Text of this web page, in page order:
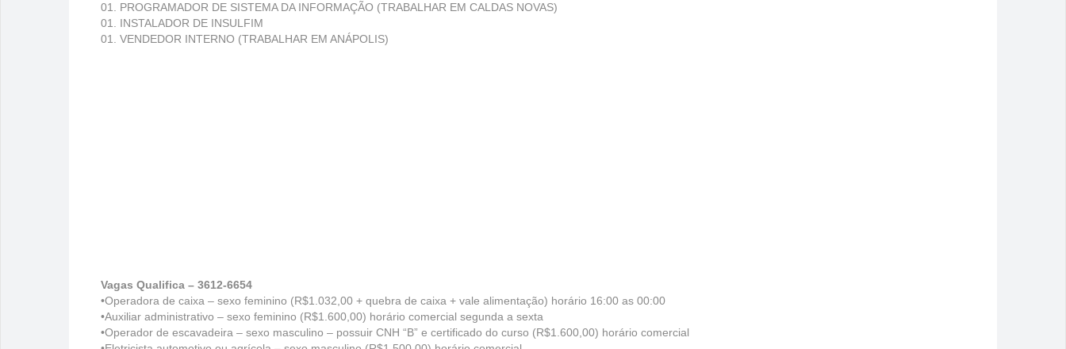
01. PROGRAMADOR DE SISTEMA DA INFORMAÇÃO (TRABALHAR EM CALDAS NOVAS)
01. INSTALADOR DE INSULFIM
01. VENDEDOR INTERNO (TRABALHAR EM ANÁPOLIS)
Vagas Qualifica – 3612-6654
•Operadora de caixa – sexo feminino (R$1.032,00 + quebra de caixa + vale alimentação) horário 16:00 as 00:00
•Auxiliar administrativo – sexo feminino (R$1.600,00) horário comercial segunda a sexta
•Operador de escavadeira – sexo masculino – possuir CNH “B” e certificado do curso (R$1.600,00) horário comercial